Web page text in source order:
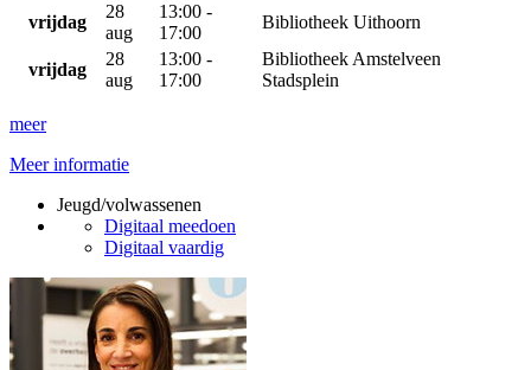
vrijdag
28
aug
13:00 -
17:00
Bibliotheek Uithoorn
vrijdag
28
aug
13:00 -
17:00
Bibliotheek Amstelveen
Stadsplein
meer
Meer informatie
Jeugd/volwassenen
Digitaal meedoen
Digitaal vaardig